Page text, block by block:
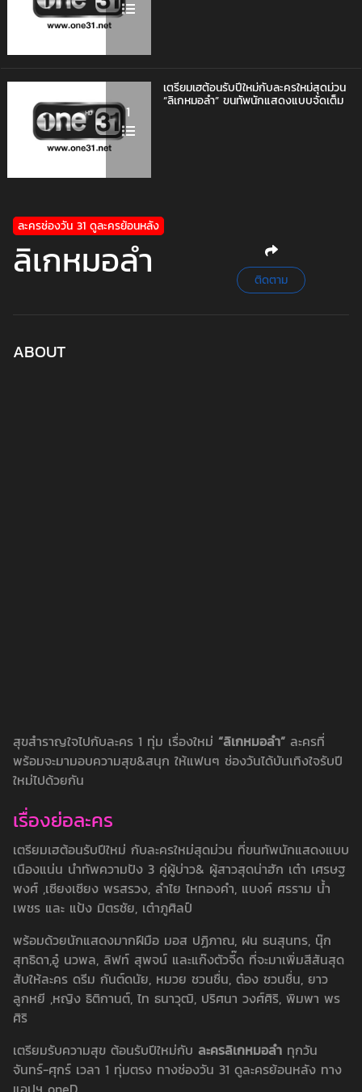
1
เตรียมเฮต้อนรับปีใหม่กับละครใหม่สุดม่วน
“ลิเกหมอลำ” ขนทัพนักแสดงแบบจัดเต็ม
ละครช่องวัน 31 ดูละครย้อนหลัง
ลิเกหมอลำ ติดตาม
ABOUT
สุขสำราญใจไปกับละคร 1 ทุ่ม เรื่องใหม่ “ลิเกหมอลำ” ละครที่
พร้อมจะมามอบความสุข&สนุก ให้แฟนๆ ช่องวันได้บันเทิงใจรับปี
ใหม่ไปด้วยกัน
เรื่องย่อละคร
เตรียมเฮต้อนรับปีใหม่ กับละครใหม่สุดม่วน ที่ขนทัพนักแสดงแบบ
เนืองแน่น นำทัพความปัง 3 คู่ผู้บ่าว& ผู้สาวสุดน่าฮัก เต๋า เศรษฐ
พงศ์ ,เซียงเซียง พรสรวง, ลำไย ไหทองคำ, แบงค์ ศรราม น้ำ
เพชร และ แป้ง มิตรชัย, เต๋าภูศิลป์
พร้อมด้วยนักแสดงมากฝีมือ มอส ปฏิภาณ, ฝน ธนสุนทร, นุ๊ก
สุทธิดา,อู๋ นวพล, ลิฟท์ สุพจน์ และแก๊งตัวจี๊ด ที่จะมาเพิ่มสีสันสุด
สับให้ละคร ดรีม กันต์ดนัย, หมวย ชวนชื่น, ต๋อง ชวนชื่น, ยาว
ลูกหยี ,หญิง ธิติกานต์, ไท ธนาวุฒิ, ปริศนา วงศ์ศิริ, พิมพา พร
ศิริ
เตรียมรับความสุข ต้อนรับปีใหม่กับ ละครลิเกหมอลำ ทุกวัน
จันทร์-ศุกร์ เวลา 1 ทุ่มตรง ทางช่องวัน 31 ดูละครย้อนหลัง ทาง